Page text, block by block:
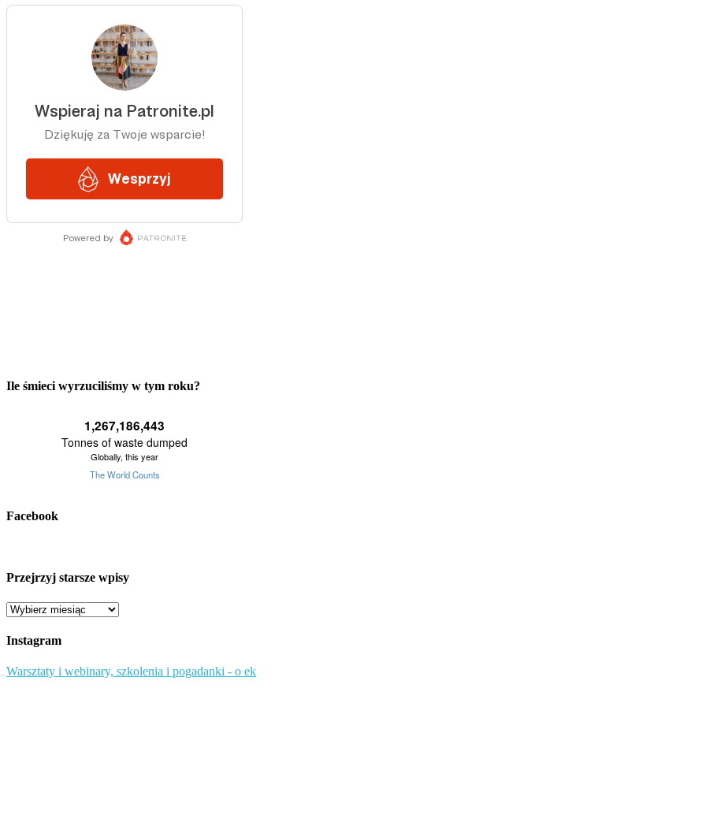
Ile śmieci wyrzuciliśmy w tym roku?
Facebook
Przejrzyj starsze wpisy
Przejrzyj
wpisy
Instagram
Warsztaty i webinary, szkolenia i pogadanki - o ek